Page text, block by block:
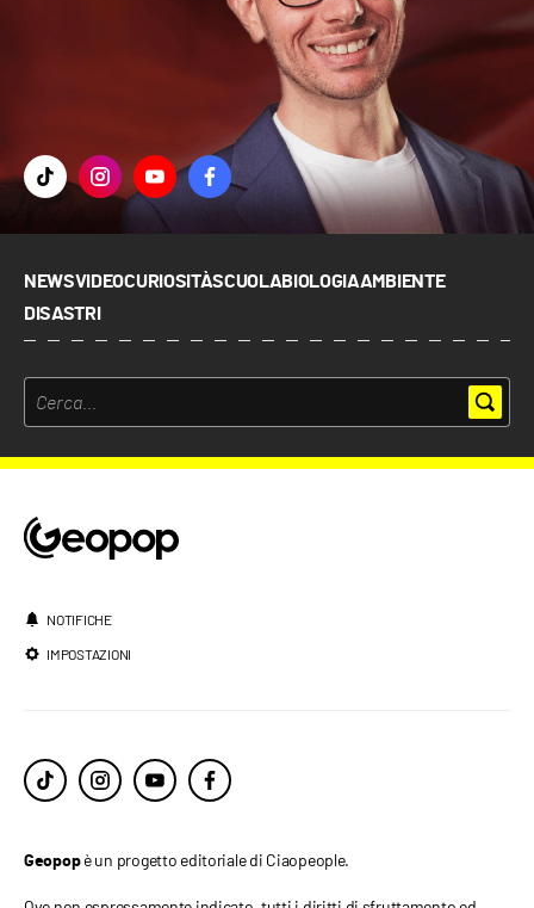
NEWSVIDEOCURIOSITÀSCUOLABIOLOGIAAMBIENTE
DISASTRI
NOTIFICHE
IMPOSTAZIONI
Geopopè un progetto editoriale di Ciaopeople.